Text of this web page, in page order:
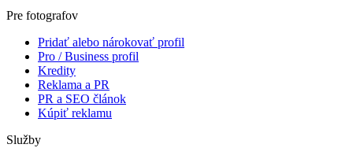
Pre fotografov
Pridať alebo nárokovať profil
Pro / Business profil
Kredity
Reklama a PR
PR a SEO článok
Kúpiť reklamu
Služby